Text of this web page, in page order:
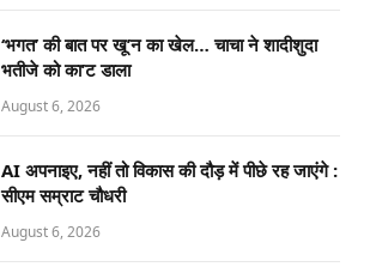
‘भगत’ की बात पर खू’न का खेल… चाचा ने शादीशुदा
भतीजे को का’ट डाला
August 6, 2026
AI अपनाइए, नहीं तो विकास की दौड़ में पीछे रह जाएंगे :
सीएम सम्राट चौधरी
August 6, 2026